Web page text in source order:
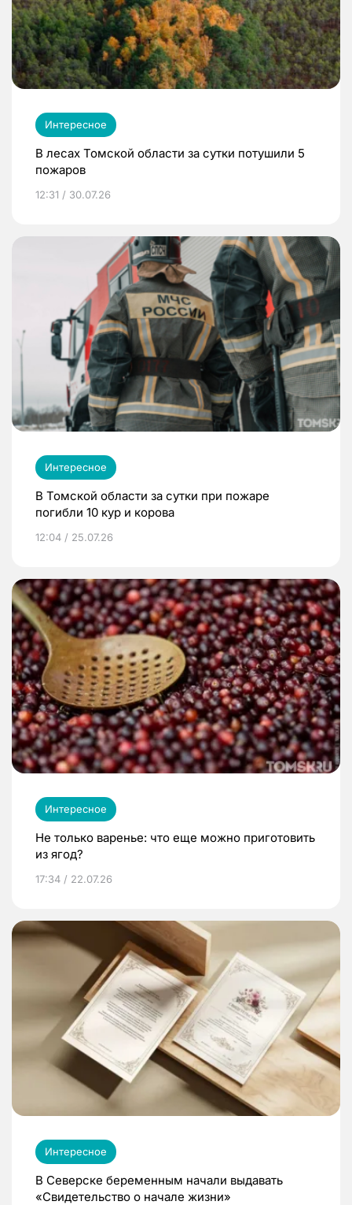
Интересное
В лесах Томской области за сутки потушили 5
пожаров
12:31 / 30.07.26
Интересное
В Томской области за сутки при пожаре
погибли 10 кур и корова
12:04 / 25.07.26
Интересное
Не только варенье: что еще можно приготовить
из ягод?
17:34 / 22.07.26
Интересное
В Северске беременным начали выдавать
«Свидетельство о начале жизни»